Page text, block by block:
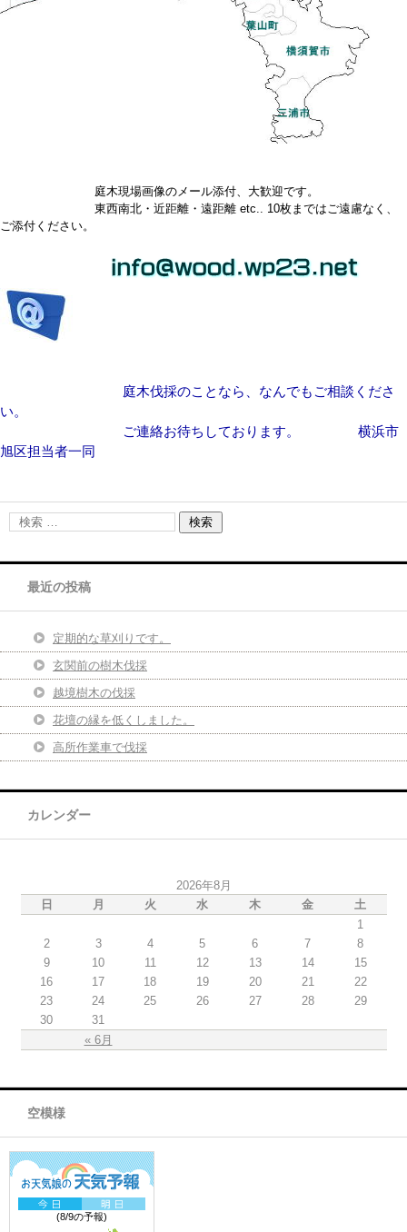
庭木現場画像のメール添付、大歓迎です。
東西南北・近距離・遠距離 etc.. 10枚まではご遠慮なく、
ご添付ください。
庭木伐採のことなら、なんでもご相談くださ
い。
ご連絡お待ちしております。 横浜市
旭区担当者一同
最近の投稿
定期的な草刈りです。
玄関前の樹木伐採
越境樹木の伐採
花壇の縁を低くしました。
高所作業車で伐採
カレンダー
2026年8月
日
月 火 水 木 金 土
« 6月
1
2
3 4 5 6 7
8
9
10 11 12 13 14
15
16
17 18 19 20 21
22
23
24 25 26 27 28
29
30
31
空模様